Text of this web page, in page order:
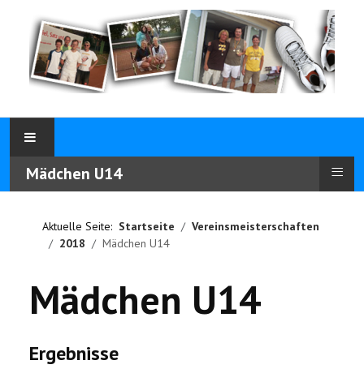
Mädchen U14 ≡
Aktuelle Seite: Startseite
Vereinsmeisterschaften
2018
Mädchen U14
Mädchen U14
Ergebnisse